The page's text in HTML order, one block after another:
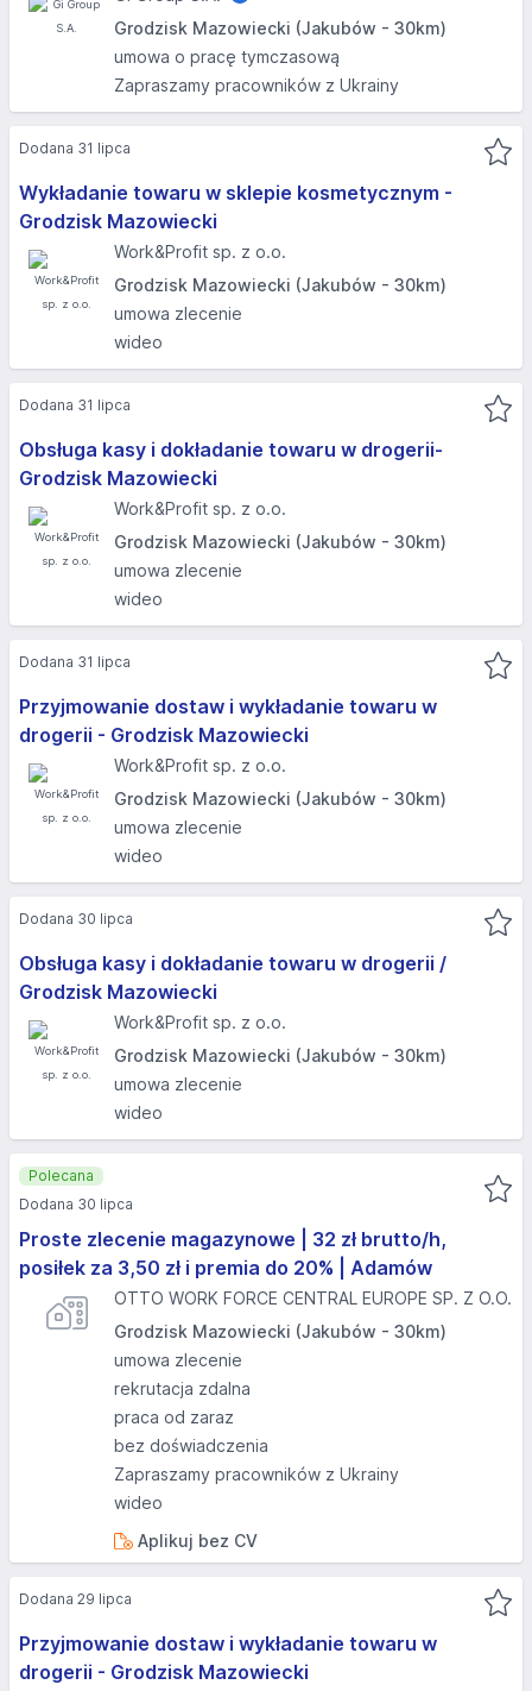
Grodzisk Mazowiecki (Jakubów - 30km)
umowa o pracę tymczasową
Zapraszamy pracowników z Ukrainy
Wykładanie towaru w sklepie kosmetycznym -
Grodzisk Mazowiecki
Work&Profit sp. z o.o.
Grodzisk Mazowiecki (Jakubów - 30km)
umowa zlecenie
wideo
Dodana 31 lipca
Obsługa kasy i dokładanie towaru w drogerii-
Grodzisk Mazowiecki
Work&Profit sp. z o.o.
Grodzisk Mazowiecki (Jakubów - 30km)
umowa zlecenie
wideo
Dodana 31 lipca
Przyjmowanie dostaw i wykładanie towaru w
drogerii - Grodzisk Mazowiecki
Work&Profit sp. z o.o.
Grodzisk Mazowiecki (Jakubów - 30km)
umowa zlecenie
wideo
Dodana 31 lipca
Obsługa kasy i dokładanie towaru w drogerii /
Grodzisk Mazowiecki
Work&Profit sp. z o.o.
Grodzisk Mazowiecki (Jakubów - 30km)
umowa zlecenie
wideo
Dodana 30 lipca
Proste zlecenie magazynowe | 32 zł brutto/h,
posiłek za 3,50 zł i premia do 20% | Adamów
OTTO WORK FORCE CENTRAL EUROPE SP. Z O.O.
Grodzisk Mazowiecki (Jakubów - 30km)
umowa zlecenie
rekrutacja zdalna
praca od zaraz
bez doświadczenia
Zapraszamy pracowników z Ukrainy
wideo
Aplikuj bez CV
Polecana
Dodana 30 lipca
Przyjmowanie dostaw i wykładanie towaru w
drogerii - Grodzisk Mazowiecki
Dodana 29 lipca